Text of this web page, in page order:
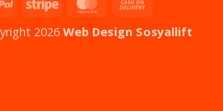
2026 Web Design Sosyallift